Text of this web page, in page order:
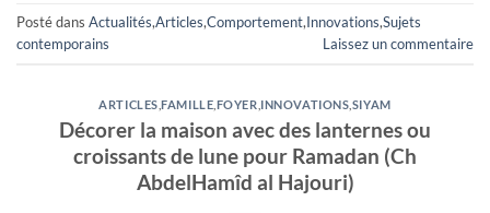
Posté dans Actualités,Articles,Comportement,Innovations,Sujets
contemporains
Laissez un commentaire
ARTICLES ,FAMILLE FOYER INNOVATIONS SIYAM
Décorer la maison avec des lanternes ou
croissants de lune pour Ramadan (Ch
AbdelHamîd al Hajouri)